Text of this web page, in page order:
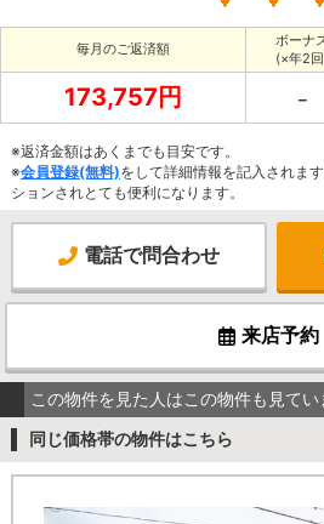
毎月のご返済額
ボーナ
(×年2
173,757円 －
※返済金額はあくまでも目安です。
※会員登録(無料)をして詳細情報を記入されま
ションされとても便利になります。
電話で問合わせ
来店予約
この物件を見た人はこの物件も見てい
同じ価格帯の物件はこちら